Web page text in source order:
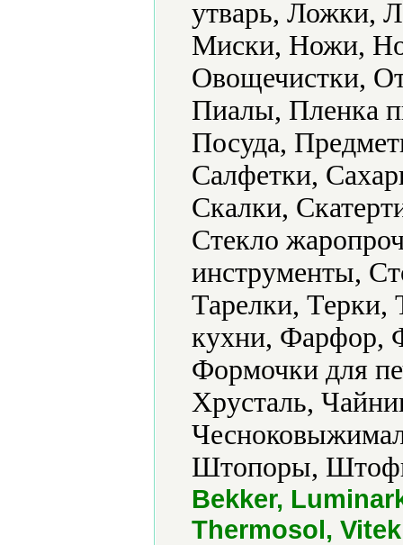
утварь, Ложки,
Миски, Ножи,
Овощечистки,
Пиалы, Пленка
Посуда,
Салфетки,
Скалки,
Стекло
инструменты,
Тарелки, Терки,
кухни, Фарфор,
Формочки для
Хрусталь,
Штопоры,
Bekker,
Thermosol,